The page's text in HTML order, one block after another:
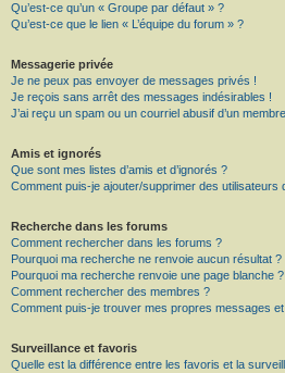
Qu’est-ce qu’un « Groupe par défaut » ?
Qu’est-ce que le lien « L’équipe du forum » ?
Messagerie privée
Je ne peux pas envoyer de messages privés !
Je reçois sans arrêt des messages indésirables !
J’ai reçu un spam ou un courriel abusif d’un
Amis et ignorés
Que sont mes listes d’amis et d’ignorés ?
Comment puis-je ajouter/supprimer des utilisateurs
Recherche dans les forums
Comment rechercher dans les forums ?
Pourquoi ma recherche ne renvoie aucun résultat ?
Pourquoi ma recherche renvoie une page blanche ?!
Comment rechercher des membres ?
Comment puis-je trouver mes propres messages
Surveillance et favoris
Quelle est la différence entre les favoris et la